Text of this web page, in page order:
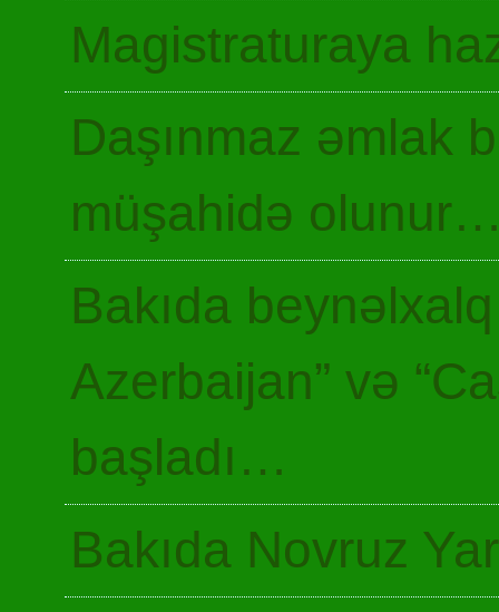
Magistraturaya
Daşınmaz əmlak
müşahidə
Bakıda
Azerbaijan” və
başladı…
Bakıda Novruz